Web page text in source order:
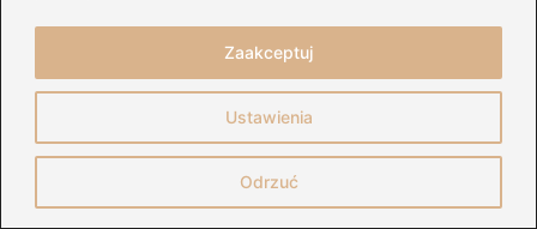
Ustawienia
Odrzuć
Zaakceptuj
siebie. Skoro już krążymy wokół tego tematu
to odkryj,jak dobrać struny do ukulele
koncertowego dla lepszego brzmienia
więcej czasu poświęcam na ćwiczenia, tym
zachwycam się wyrażaniem swoich